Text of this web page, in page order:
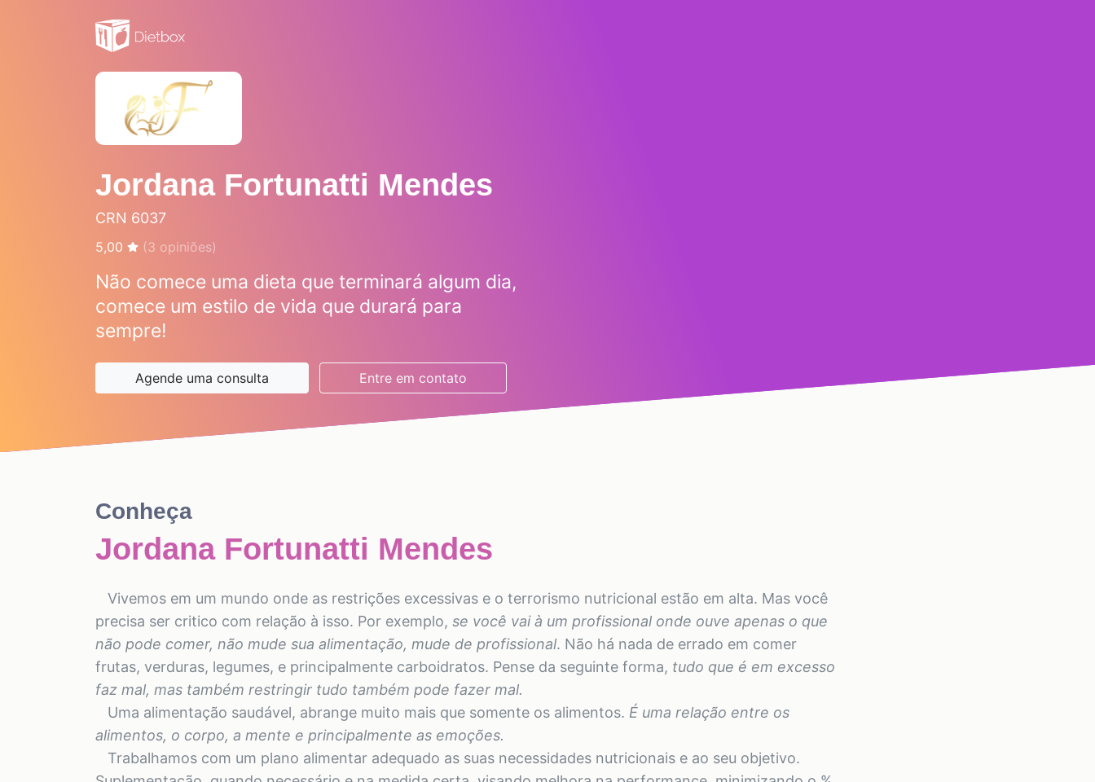
Jordana Fortunatti Mendes
CRN 6037
5,00 (3 opiniões)
Não comece uma dieta que terminará algum dia,
comece um estilo de vida que durará para
sempre!
Agende uma consulta Entre em contato
Conheça
Jordana Fortunatti Mendes
Vivemos em um mundo onde as restrições excessivas e o terrorismo nutricional estão em alta. Mas você
precisa ser critico com relação à isso. Por exemplo, se você vai à um profissional onde ouve apenas o que
não pode comer, não mude sua alimentação, mude de profissional. Não há nada de errado em comer
frutas, verduras, legumes, e principalmente carboidratos. Pense da seguinte forma, tudo que é em excesso
faz mal, mas também restringir tudo também pode fazer mal.
Uma alimentação saudável, abrange muito mais que somente os alimentos. É uma relação entre os
alimentos, o corpo, a mente e principalmente as emoções.
Trabalhamos com um plano alimentar adequado as suas necessidades nutricionais e ao seu objetivo.